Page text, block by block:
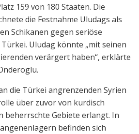
159 von 180 Staaten. Die
die Festnahme Uludags als
Schikanen gegen seriöse
Uludag könnte „mit seinen
verärgert haben“, erklärte
die Türkei angrenzenden Syrien
über zuvor von kurdisch
beherrschte Gebiete erlangt. In
befinden sich